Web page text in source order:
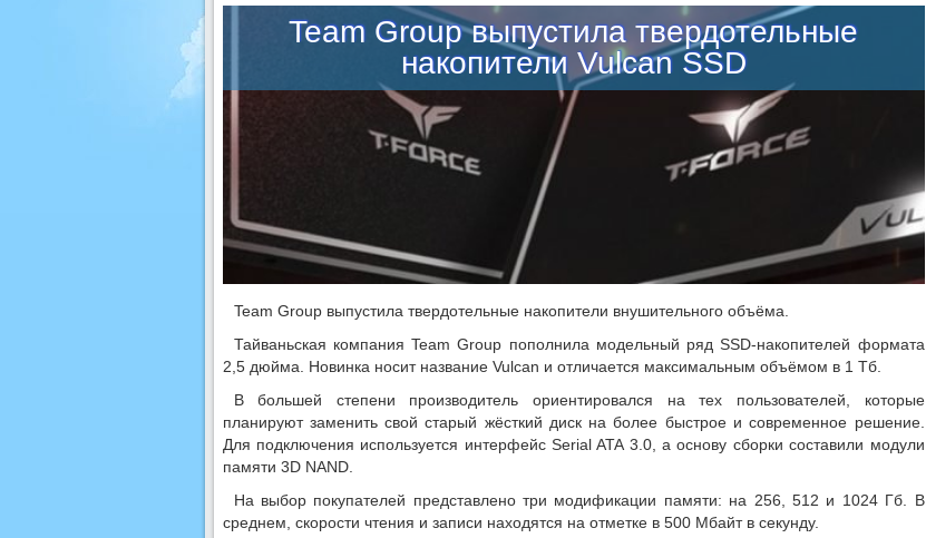
Team Group выпустила твердотельные
накопители Vulcan SSD
Team Group выпустила твердотельные накопители внушительного объёма.
Тайваньская компания Team Group пополнила модельный ряд SSD-накопителей формата
2,5 дюйма. Новинка носит название Vulcan и отличается максимальным объёмом в 1 Тб.
В большей степени производитель ориентировался на тех пользователей, которые
планируют заменить свой старый жёсткий диск на более быстрое и современное решение.
Для подключения используется интерфейс Serial ATA 3.0, а основу сборки составили модули
памяти 3D NAND.
На выбор покупателей представлено три модификации памяти: на 256, 512 и 1024 Гб. В
среднем, скорости чтения и записи находятся на отметке в 500 Мбайт в секунду.